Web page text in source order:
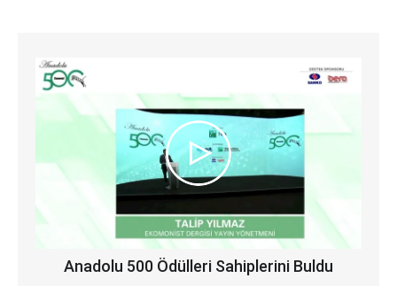
Anadolu 500 Ödülleri Sahiplerini Buldu